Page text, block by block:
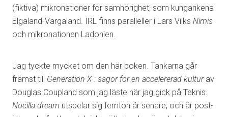
(fiktiva) mikronationer för samhörighet, som kungarikena
Elgaland-Vargaland. IRL finns paralleller i Lars Vilks Nimis
och mikronationen Ladonien.
Jag tyckte mycket om den här boken. Tankarna går
främst till Generation X : sagor för en accelererad kulturav
Douglas Coupland som jag läste när jag gick på Teknis.
Nocilla dream utspelar sig femton år senare, och är post-